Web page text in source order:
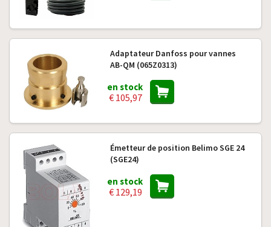
Adaptateur Danfoss pour vannes
AB-QM (065Z0313)
en stock
€ 105,97
Émetteur de position Belimo SGE 24
(SGE24)
en stock
€ 129,19